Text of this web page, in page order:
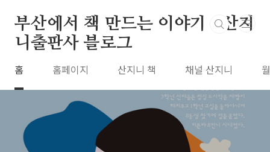
부산에서 책 만드는 이야기 : 산지
니출판사 블로그
홈 홈페이지 산지니 책 채널 산지니